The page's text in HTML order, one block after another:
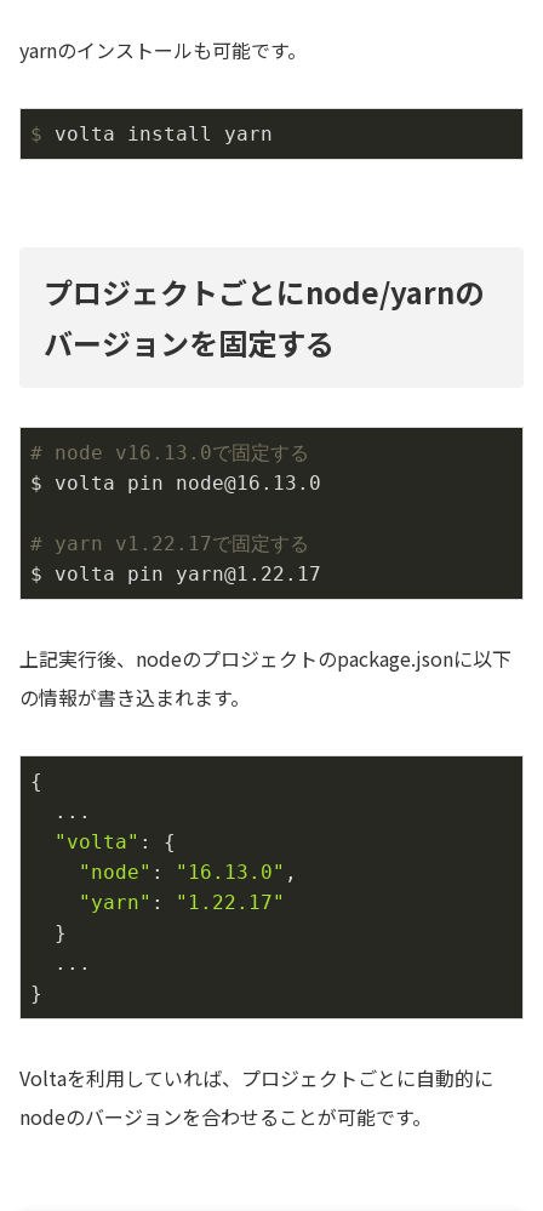
yarnのインストールも可能です。
$ volta install yarn
プロジェクトごとにnode/yarnの
バージョンを固定する
# node v16.13.0で固定する
$ volta pin node@16. 13.0
# yarn v1.22.17で固定する
$ volta pin yarn@1. 22.17
上記実行後、nodeのプロジェクトのpackage.jsonに以下
の情報が書き込まれます。
{
"volta" : {
"node" : "16.13.0" ,
"yarn" :
"1.22.17"
}
Voltaを利用していれば、プロジェクトごとに自動的に
nodeのバージョンを合わせることが可能です。